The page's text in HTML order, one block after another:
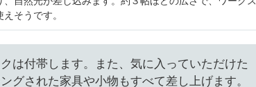
そうです。
は付帯します。また、気に入っていただけた
グされた家具や小物もすべて差し上げます。